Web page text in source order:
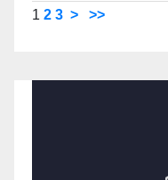
1 2 3 > >>